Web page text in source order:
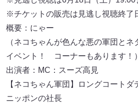
※チケットの販売は見逃し視聴終了
概要：にゃー
（ネコちゃんが⾊んな悪の軍団と
イベント！ コーナーもあります！）
出演者：MC：スーズ⾼⾒
【ネコちゃん軍団】ロングコートダ
ニッポンの社⻑